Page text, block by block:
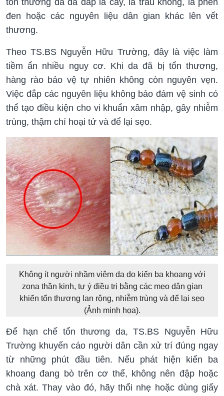
tổn thương da đã đắp lá cây, lá trầu không, lá phèn
đen hoặc các nguyên liệu dân gian khác lên vết
thương.
Theo TS.BS Nguyễn Hữu Trường, đây là việc làm
tiềm ẩn nhiều nguy cơ. Khi da đã bị tổn thương,
hàng rào bảo vệ tự nhiên không còn nguyên vẹn.
Việc đắp các nguyên liệu không bảo đảm vệ sinh có
thể tạo điều kiện cho vi khuẩn xâm nhập, gây nhiễm
trùng, thậm chí hoại tử và để lại sẹo.
Không ít người nhầm viêm da do kiến ba khoang với
zona thần kinh, tự ý điều trị bằng các mẹo dân gian
khiến tổn thương lan rộng, nhiễm trùng và để lại sẹo
(Ảnh minh họa).
Để hạn chế tổn thương da, TS.BS Nguyễn Hữu
Trường khuyến cáo người dân cần xử trí đúng ngay
từ những phút đầu tiên. Nếu phát hiện kiến ba
khoang đang bò trên cơ thể, không nên đập hoặc
chà xát. Thay vào đó, hãy thổi nhẹ hoặc dùng giấy